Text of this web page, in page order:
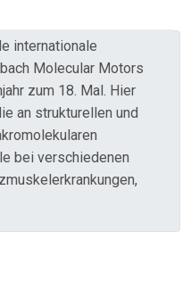
internationale
Molecular Motors
zum 18. Mal. Hier
an strukturellen und
bei verschiedenen